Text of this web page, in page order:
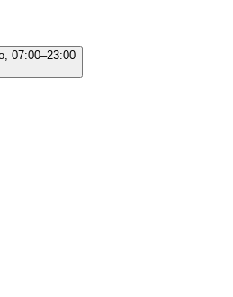
07:00–23:00